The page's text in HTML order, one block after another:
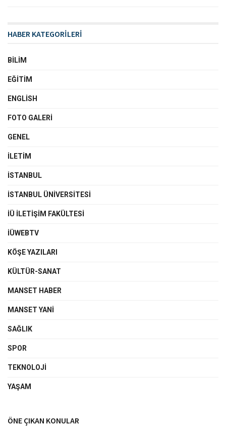
HABER KATEGORİLERİ
BILIM
EĞITIM
ENGLISH
FOTO GALERI
GENEL
İLETIM
İSTANBUL
İSTANBUL ÜNIVERSITESI
İÜ İLETIŞIM FAKÜLTESI
İÜWEBTV
KÖŞE YAZILARI
KÜLTÜR-SANAT
MANSET HABER
MANSET YANI
SAĞLIK
SPOR
TEKNOLOJI
YAŞAM
ÖNE ÇIKAN KONULAR